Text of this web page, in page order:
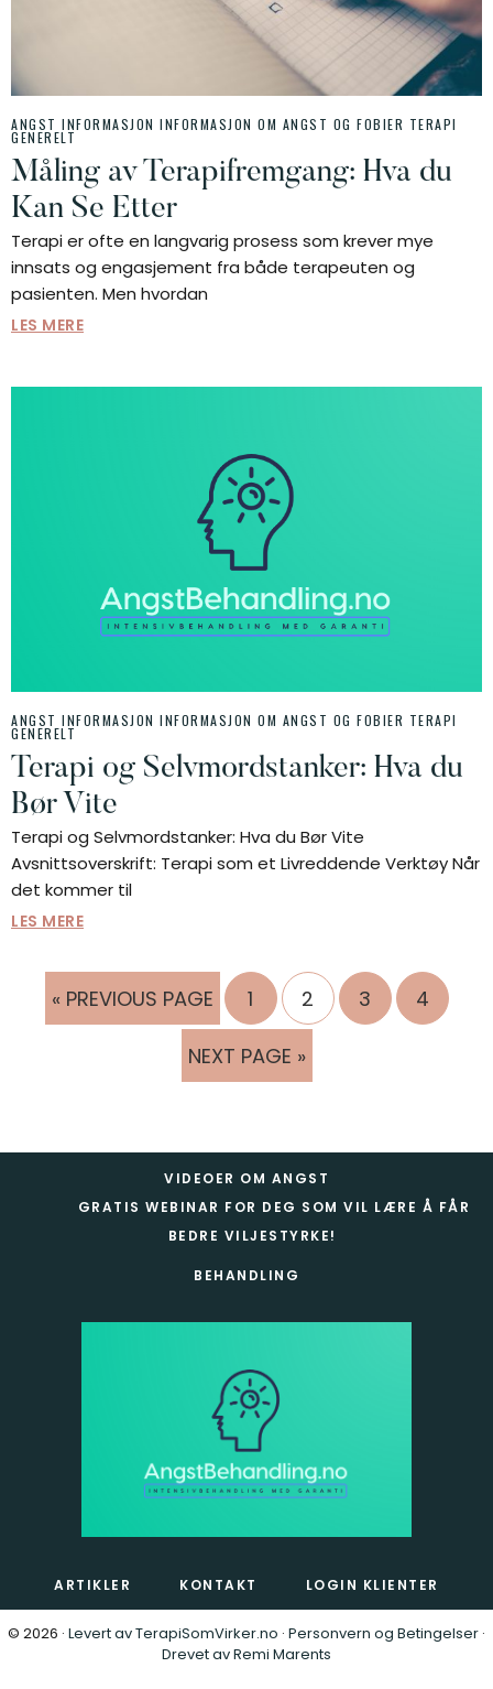
ANGST INFORMASJON INFORMASJON OM ANGST OG FOBIER TERAPI
GENERELT
Måling av Terapifremgang: Hva du
Kan Se Etter
Terapi er ofte en langvarig prosess som krever mye
innsats og engasjement fra både terapeuten og
pasienten. Men hvordan
LES MERE
ANGST INFORMASJON INFORMASJON OM ANGST OG FOBIER TERAPI
GENERELT
Terapi og Selvmordstanker: Hva du
Bør Vite
Terapi og Selvmordstanker: Hva du Bør Vite
Avsnittsoverskrift: Terapi som et Livreddende Verktøy Når
det kommer til
LES MERE
« GO
TO
PREVIOUS PAGE GÅ
TIL
SIDE
1 GÅ
TIL
SIDE
2 GÅ
TIL
3 GÅ
TIL
4
GO
TO
NEXT PAGE »
VIDEOER OM ANGST
GRATIS WEBINAR FOR DEG SOM VIL LÆRE Å FÅR
BEDRE VILJESTYRKE!
BEHANDLING
ARTIKLER KONTAKT LOGIN KLIENTER
© 2026 · Levert av TerapiSomVirker.no · Personvern og Betingelser ·
Drevet av Remi Marents